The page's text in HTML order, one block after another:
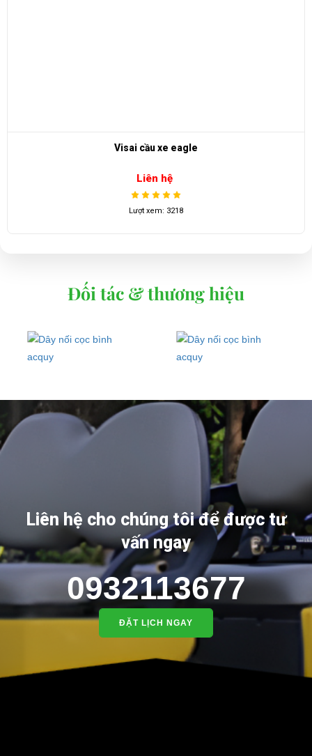
Visai cầu xe eagle
Liên hệ
Lượt xem: 3218
Đối tác & thương hiệu
Liên hệ cho chúng tôi để được tư
vấn ngay
0932113677
ĐẶT LỊCH NGAY